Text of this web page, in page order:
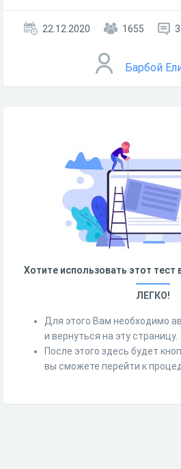
22.12.2020 1655 3
Барбой
Хотите использовать этот тест
ЛЕГКО!
Для этого Вам необходимо
и вернуться на эту страницу.
После этого здесь будет
вы сможете перейти к